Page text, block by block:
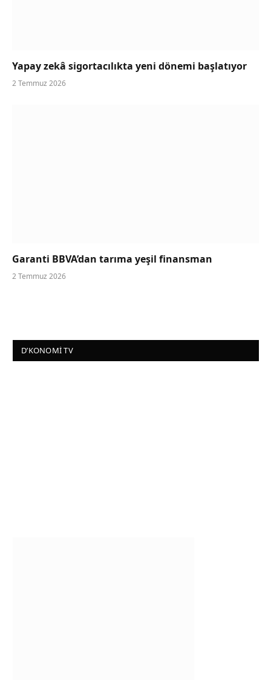
Yapay zekâ sigortacılıkta yeni dönemi başlatıyor
2 Temmuz 2026
Garanti BBVA’dan tarıma yeşil finansman
2 Temmuz 2026
D’KONOMI TV